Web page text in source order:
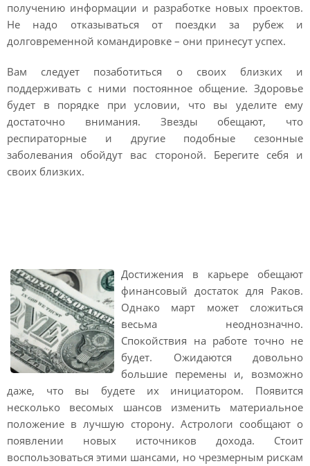
получению информации и разработке новых проектов.
Не надо отказываться от поездки за рубеж и
долговременной командировке – они принесут успех.
Вам следует позаботиться о своих близких и
поддерживать с ними постоянное общение. Здоровье
будет в порядке при условии, что вы уделите ему
достаточно внимания. Звезды обещают, что
респираторные и другие подобные сезонные
заболевания обойдут вас стороной. Берегите себя и
своих близких.
Достижения в карьере обещают
финансовый достаток для Раков.
Однако март может сложиться
весьма неоднозначно.
Спокойствия на работе точно не
будет. Ожидаются довольно
большие перемены и, возможно
даже, что вы будете их инициатором. Появится
несколько весомых шансов изменить материальное
положение в лучшую сторону. Астрологи сообщают о
появлении новых источников дохода. Стоит
воспользоваться этими шансами, но чрезмерным рискам